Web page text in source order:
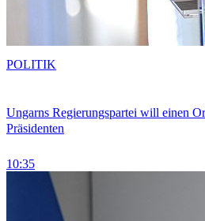
Ungarns Regierungspartei will einen
Präsidenten
10:35
POLITIK